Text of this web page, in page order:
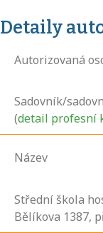
Detaily
Autorizovaná
Sadovník/
(detail profesní
Název
Střední škola
Bělíkova 1387,